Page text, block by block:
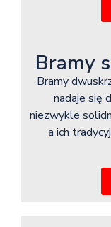
Bramy
Bramy
nadaje się
niezwykle
a ich